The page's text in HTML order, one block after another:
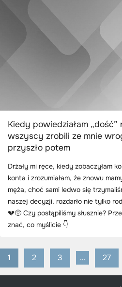
Kiedy powiedziałam „dość”
wszyscy zrobili ze mnie
przyszło potem
Drżały mi ręce, kiedy zobaczyłam
konta i zrozumiałam, że znowu
męża, choć sami ledwo się
naszej decyzji, rozdarło nie tylko
💔😔 Czy postąpiliśmy słusznie?
znać, co myślicie 👇
Stronicowanie
1 2 3 … 27